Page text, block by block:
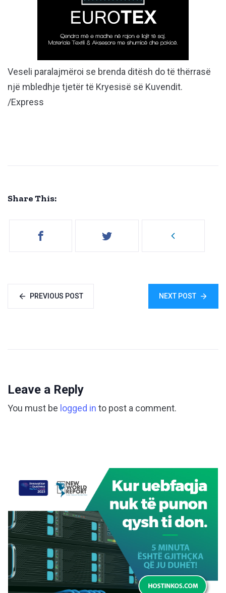
Veseli paralajmëroi se brenda ditësh do të thërrasë
një mbledhje tjetër të Kryesisë së Kuvendit.
/Express
Share This:
PREVIOUS POST NEXT POST
Leave a Reply
You must be logged in to post a comment.